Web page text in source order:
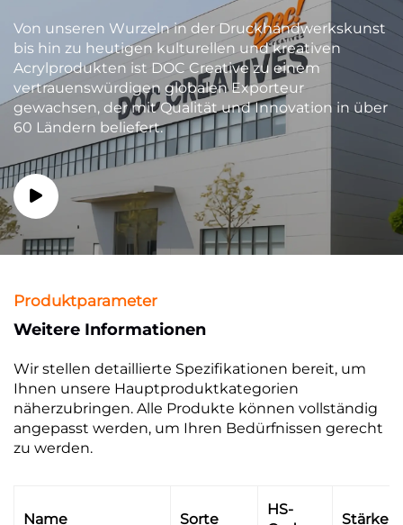
Von unseren Wurzeln in der Druckhandwerkskunst
bis hin zu heutigen kulturellen und kreativen
Acrylprodukten ist DOC Creative zu einem
vertrauenswürdigen globalen Exporteur
gewachsen, der mit Qualität und Innovation in über
60 Ländern beliefert.
Produktparameter
Weitere Informationen
Wir stellen detaillierte Spezifikationen bereit, um
Ihnen unsere Hauptproduktkategorien
näherzubringen. Alle Produkte können vollständig
angepasst werden, um Ihren Bedürfnissen gerecht
zu werden.
Name Sorte
HS-
Stärke